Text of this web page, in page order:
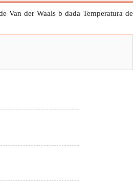
Van der Waals b dada Temperatura de